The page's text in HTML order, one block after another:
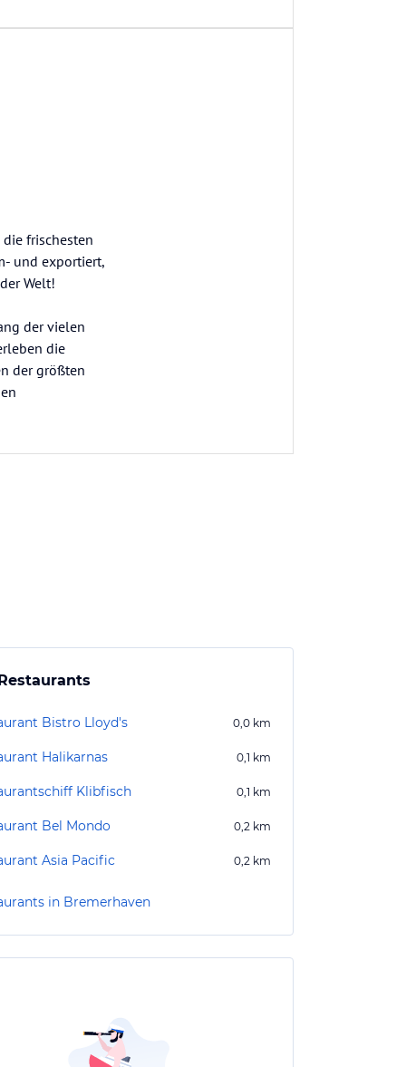
frischesten
und exportiert,
Welt!
der vielen
die
der größten
Bistro Lloyd's 0,0 km
Halikarnas 0,1 km
Klibfisch 0,1 km
Bel Mondo 0,2 km
Asia Pacific 0,2 km
in Bremerhaven